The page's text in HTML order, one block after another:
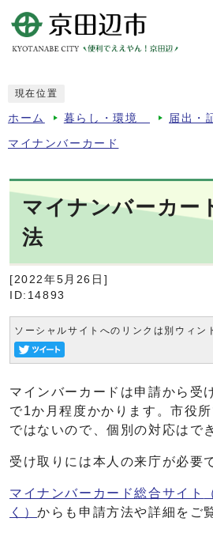
現在位置
ホーム 暮らし・環境 届出・
マイナンバーカード
マイナンバーカー
法
[2022年5月26日]
ID:14893
ソーシャルサイトへのリンクは別ウィン
マインバーカードは申請から受
で1か月程度かかります。市役
ではないので、個別の対応はで
受け取りには本人の来庁が必要
マイナンバーカード総合サイト
く）からも申請方法や詳細をご